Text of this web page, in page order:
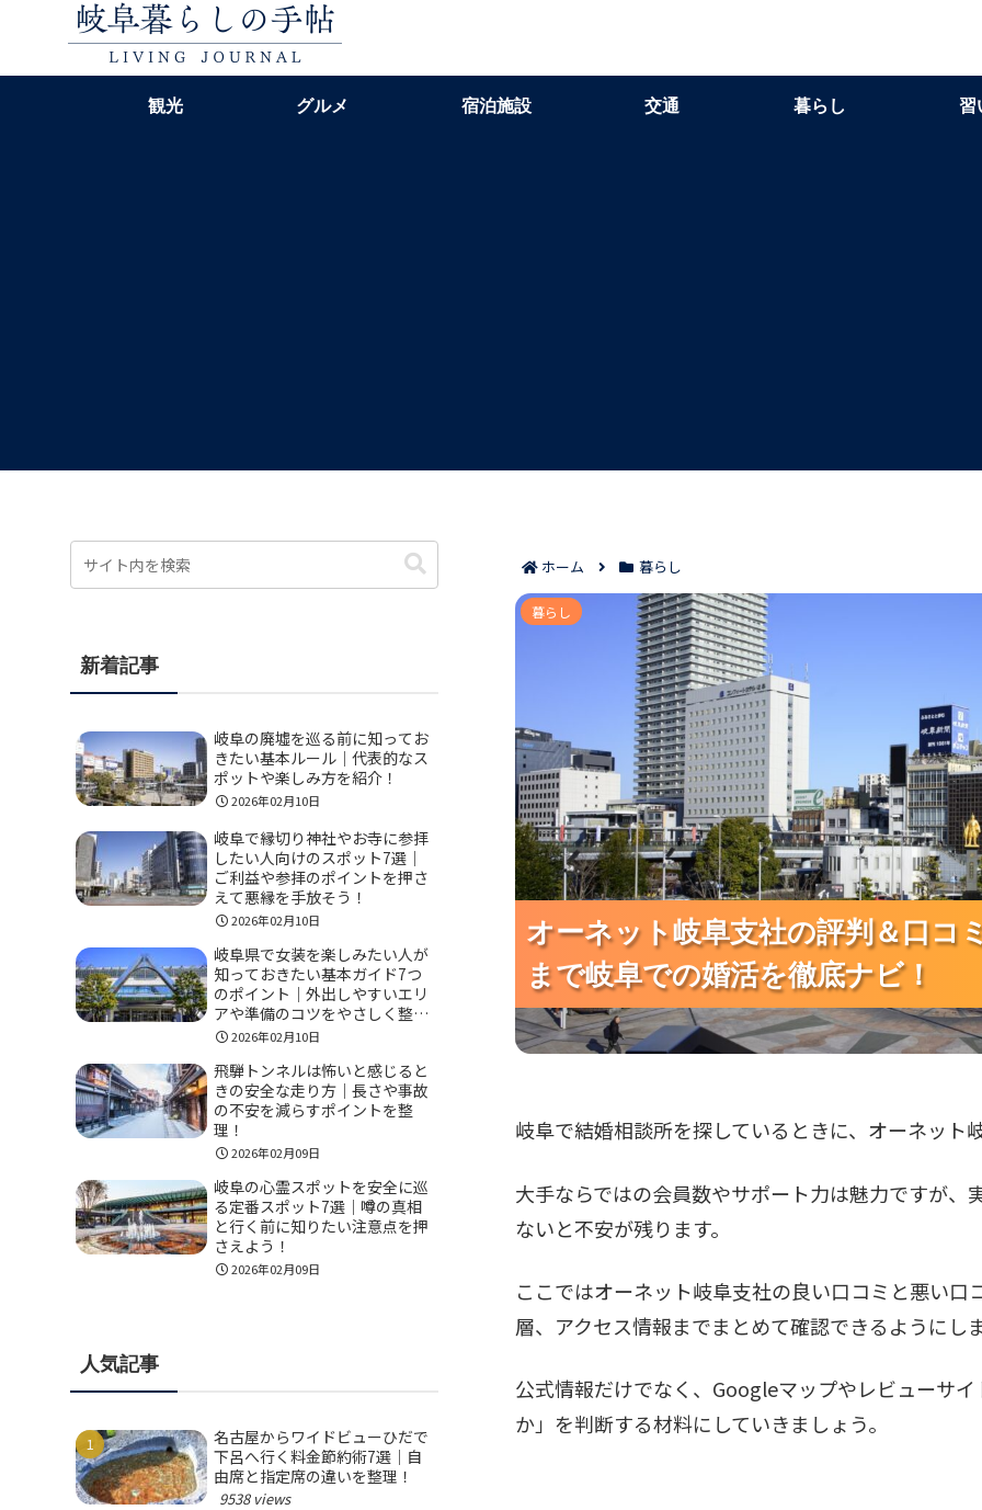
観光 グルメ 宿泊施設 交通 暮らし 習
ホーム 暮らし
オーネット岐阜支社の評判＆口コミ｜料金・会員
オーネット岐阜支社の評判＆口コ
まで岐阜での婚活を徹底ナビ！
オーネット岐阜支社の評判＆口コ
まで岐阜での婚活を徹底ナビ！
オーネット岐阜支社の評判＆口コ
まで岐阜での婚活を徹底ナビ！
暮らし
岐阜で結婚相談所を探しているときに、オーネット
大手ならではの会員数やサポート力は魅力ですが
ないと不安が残ります。
ここではオーネット岐阜支社の良い口コミと悪い
層、アクセス情報までまとめて確認できるようにし
公式情報だけでなく、Googleマップやレビューサ
か」を判断する材料にしていきましょう。
新着記事
岐阜の廃墟を巡る前に知ってお
きたい基本ルール｜代表的なス
ポットや楽しみ方を紹介！
2026年02月10日
岐阜で縁切り神社やお寺に参拝
したい人向けのスポット7選｜
ご利益や参拝のポイントを押さ
えて悪縁を手放そう！
2026年02月10日
岐阜県で女装を楽しみたい人が
知っておきたい基本ガイド7つ
のポイント｜外出しやすいエリ
アや準備のコツをやさしく整
理！2026年02月10日
飛騨トンネルは怖いと感じると
きの安全な走り方｜長さや事故
の不安を減らすポイントを整
理！
2026年02月09日
岐阜の心霊スポットを安全に巡
る定番スポット7選｜噂の真相
と行く前に知りたい注意点を押
さえよう！
2026年02月09日
人気記事
名古屋からワイドビューひだで
下呂へ行く料金節約術7選｜自
由席と指定席の違いを整理！
9538 views